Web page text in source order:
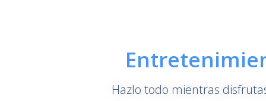
Hazlo todo mientras